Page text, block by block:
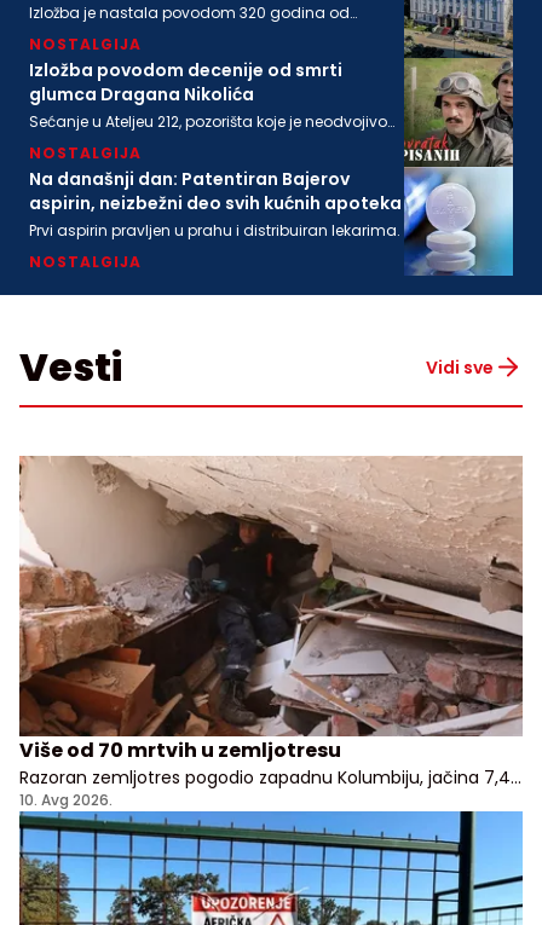
Izložba je nastala povodom 320 godina od
Matice srpske
NOSTALGIJA
Izložba povodom decenije od smrti
glumca Dragana Nikolića
Sećanje u Ateljeu 212, pozorišta koje je neodvojivo
NOSTALGIJA
Na današnji dan: Patentiran Bajerov
aspirin, neizbežni deo svih kućnih apoteka
Prvi aspirin pravljen u prahu i distribuiran lekarima.
NOSTALGIJA
Vesti Vidi sve
Više od 70 mrtvih u zemljotresu
Razoran zemljotres pogodio zapadnu Kolumbiju, jačina 7,4
stepena po Rihteru
10. Avg 2026.